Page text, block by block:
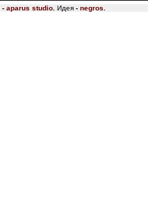
- aparus studio. Идея- negros